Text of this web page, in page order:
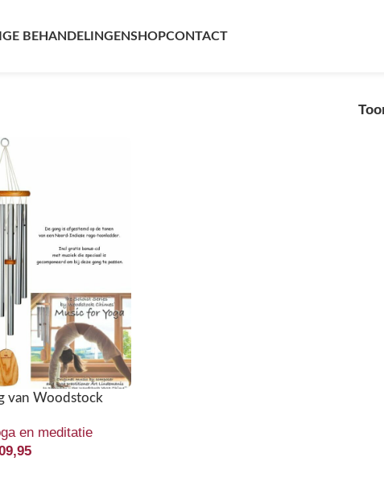
BEHANDELINGENSHOPCONTACT
van Woodstock
en meditatie